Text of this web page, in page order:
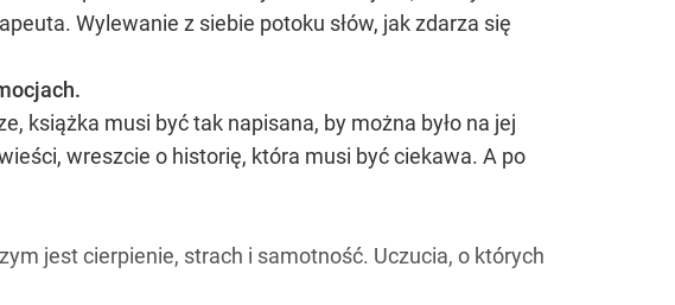
Wylewanie z siebie potoku słów, jak zdarza się
książka musi być tak napisana, by można było na jej
wreszcie o historię, która musi być ciekawa. A po
jest cierpienie, strach i samotność. Uczucia, o których